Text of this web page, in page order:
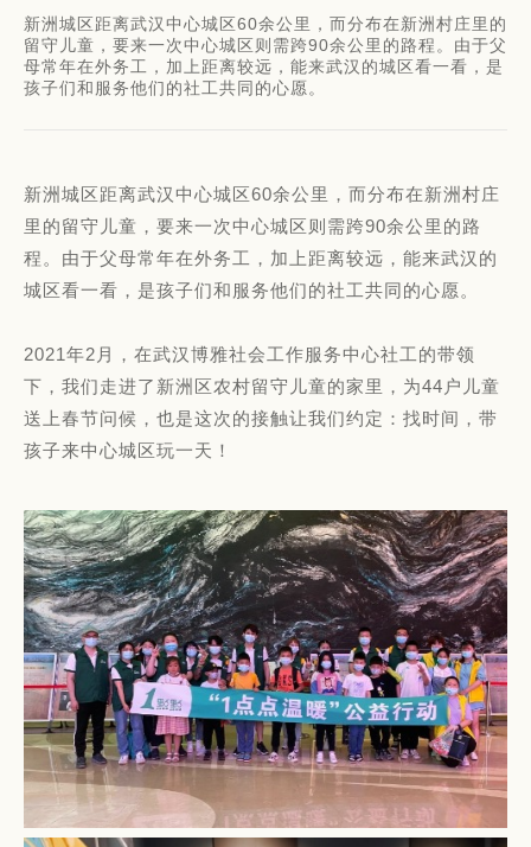
新洲城区距离武汉中心城区60余公里，而分布在新洲村庄里的
留守儿童，要来一次中心城区则需跨90余公里的路程。由于父
母常年在外务工，加上距离较远，能来武汉的城区看一看，是
孩子们和服务他们的社工共同的心愿。
新洲城区距离武汉中心城区60余公里，而分布在新洲村庄
里的留守儿童，要来一次中心城区则需跨90余公里的路
程。由于父母常年在外务工，加上距离较远，能来武汉的
城区看一看，是孩子们和服务他们的社工共同的心愿。
2021年2月，在武汉博雅社会工作服务中心社工的带领
下，我们走进了新洲区农村留守儿童的家里，为44户儿童
送上春节问候，也是这次的接触让我们约定：找时间，带
孩子来中心城区玩一天！